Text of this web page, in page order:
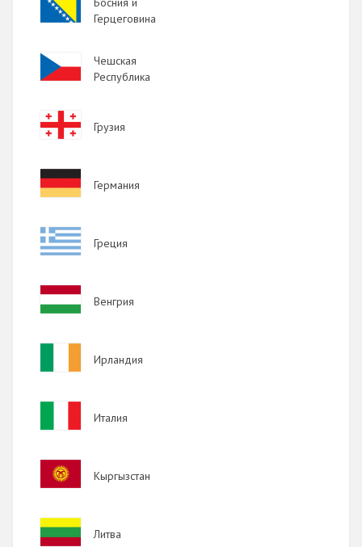
Герцеговина
Image
Чешская
Республика
Image
Грузия
Image
Германия
Image
Греция
Image
Венгрия
Ирландия
Италия
Image
Кыргызстан
Image
Литва